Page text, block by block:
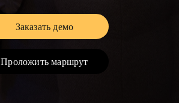
Заказать демоLink Opens in New Tab
Проложить маршрутLink Opens in New Tab